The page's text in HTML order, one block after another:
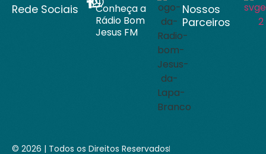
Rede Sociais
Conheça a
Rádio Bom
Jesus FM
Nossos
Parceiros
© 2026 | Todos os Direitos Reservados